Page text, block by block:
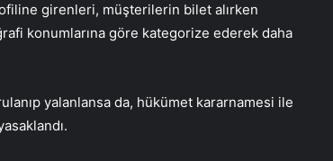
girenleri, müşterilerin bilet alırken
konumlarına göre kategorize ederek daha
yalanlansa da, hükümet kararnamesi ile